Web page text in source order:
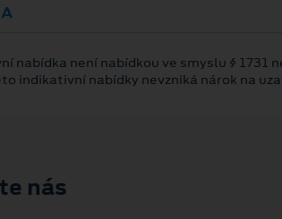
nabídka není nabídkou ve smyslu § 1731
indikativní nabídky nevzniká nárok na
nás